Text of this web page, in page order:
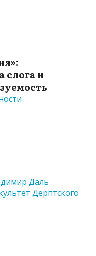
слога и
Даль
Дерптского